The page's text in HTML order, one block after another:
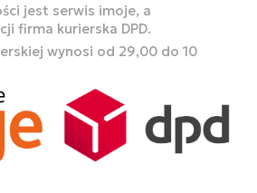
jest serwis imoje, a
firma kurierska DPD.
wynosi od 29,00 do 10